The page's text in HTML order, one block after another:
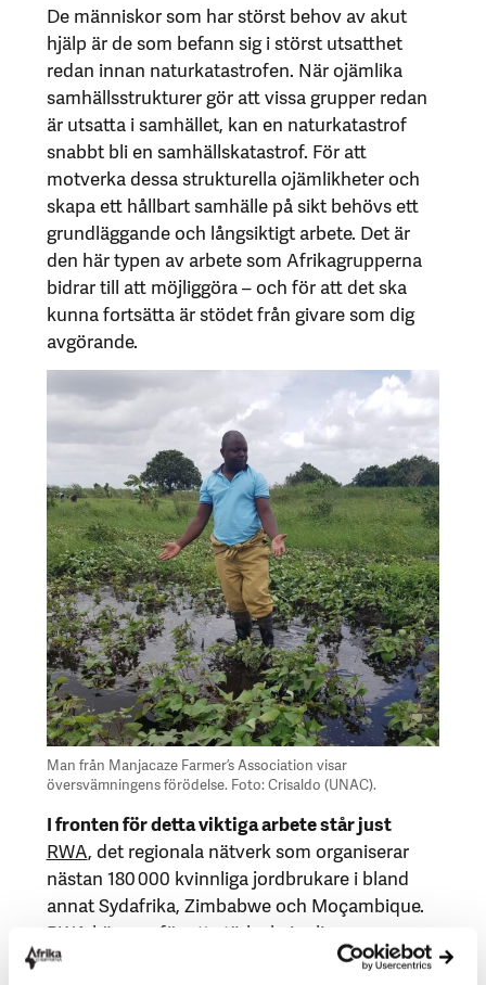
De människor som har störst behov av akut
hjälp är de som befann sig i störst utsatthet
redan innan naturkatastrofen. När ojämlika
samhällsstrukturer gör att vissa grupper redan
är utsatta i samhället, kan en naturkatastrof
snabbt bli en samhällskatastrof. För att
motverka dessa strukturella ojämlikheter och
skapa ett hållbart samhälle på sikt behövs ett
grundläggande och långsiktigt arbete. Det är
den här typen av arbete som Afrikagrupperna
bidrar till att möjliggöra – och för att det ska
kunna fortsätta är stödet från givare som dig
avgörande.
Man från Manjacaze Farmer’s Association visar
översvämningens förödelse. Foto: Crisaldo (UNAC).
I fronten för detta viktiga arbete står just
RWA, det regionala nätverk som organiserar
nästan 180 000 kvinnliga jordbrukare i bland
annat Sydafrika, Zimbabwe och Moçambique.
RWA kämpar för att stärka kvinnliga
jordbrukares tillgång till och kontroll över land,